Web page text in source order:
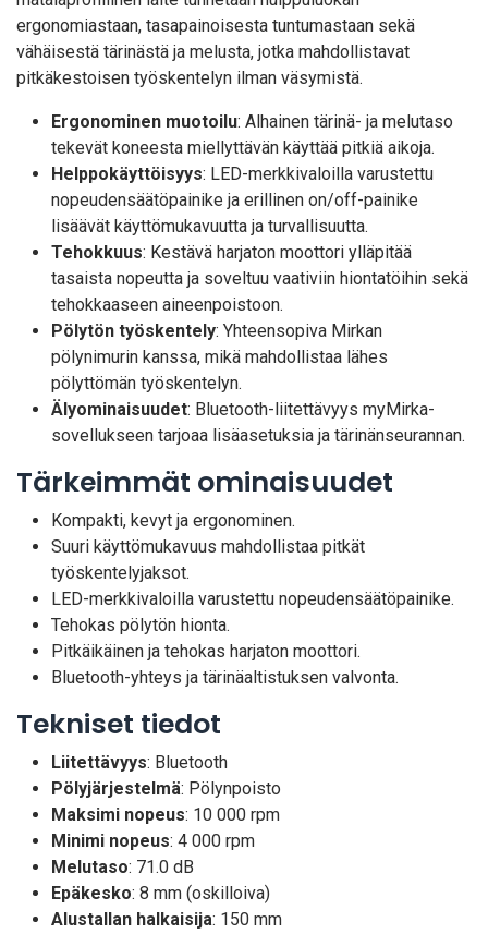
ergonomiastaan, tasapainoisesta tuntumastaan sekä
vähäisestä tärinästä ja melusta, jotka mahdollistavat
pitkäkestoisen työskentelyn ilman väsymistä.
Ergonominen muotoilu: Alhainen tärinä- ja melutaso
tekevät koneesta miellyttävän käyttää pitkiä aikoja.
Helppokäyttöisyys: LED-merkkivaloilla varustettu
nopeudensäätöpainike ja erillinen on/off-painike
lisäävät käyttömukavuutta ja turvallisuutta.
Tehokkuus: Kestävä harjaton moottori ylläpitää
tasaista nopeutta ja soveltuu vaativiin hiontatöihin sekä
tehokkaaseen aineenpoistoon.
Pölytön työskentely: Yhteensopiva Mirkan
pölynimurin kanssa, mikä mahdollistaa lähes
pölyttömän työskentelyn.
Älyominaisuudet: Bluetooth-liitettävyys myMirka-
sovellukseen tarjoaa lisäasetuksia ja tärinänseurannan.
Tärkeimmät ominaisuudet
Kompakti, kevyt ja ergonominen.
Suuri käyttömukavuus mahdollistaa pitkät
työskentelyjaksot.
LED-merkkivaloilla varustettu nopeudensäätöpainike.
Tehokas pölytön hionta.
Pitkäikäinen ja tehokas harjaton moottori.
Bluetooth-yhteys ja tärinäaltistuksen valvonta.
Tekniset tiedot
Liitettävyys: Bluetooth
Pölyjärjestelmä: Pölynpoisto
Maksimi nopeus: 10 000 rpm
Minimi nopeus: 4 000 rpm
Melutaso: 71.0 dB
Epäkesko: 8 mm (oskilloiva)
Alustallan halkaisija: 150 mm